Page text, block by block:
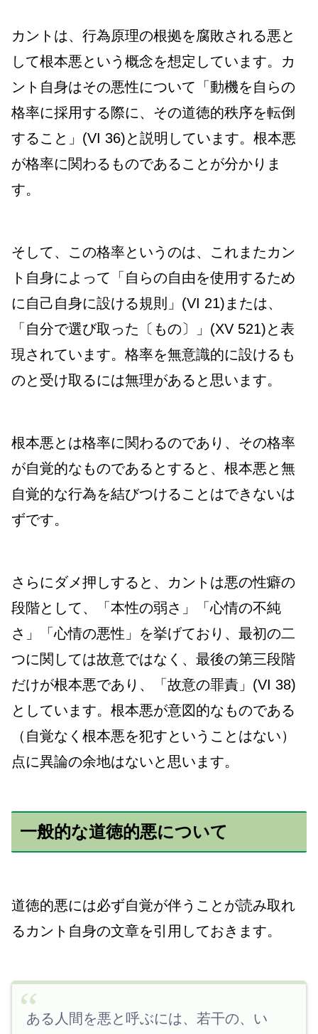
カントは、行為原理の根拠を腐敗される悪と
して根本悪という概念を想定しています。カ
ント自身はその悪性について「動機を自らの
格率に採用する際に、その道徳的秩序を転倒
すること」(VI 36)と説明しています。根本悪
が格率に関わるものであることが分かりま
す。
そして、この格率というのは、これまたカン
ト自身によって「自らの自由を使用するため
に自己自身に設ける規則」(VI 21)または、
「自分で選び取った〔もの〕」(XV 521)と表
現されています。格率を無意識的に設けるも
のと受け取るには無理があると思います。
根本悪とは格率に関わるのであり、その格率
が自覚的なものであるとすると、根本悪と無
自覚的な行為を結びつけることはできないは
ずです。
さらにダメ押しすると、カントは悪の性癖の
段階として、「本性の弱さ」「心情の不純
さ」「心情の悪性」を挙げており、最初の二
つに関しては故意ではなく、最後の第三段階
だけが根本悪であり、「故意の罪責」(VI 38)
としています。根本悪が意図的なものである
（自覚なく根本悪を犯すということはない）
点に異論の余地はないと思います。
一般的な道徳的悪について
道徳的悪には必ず自覚が伴うことが読み取れ
るカント自身の文章を引用しておきます。
ある人間を悪と呼ぶには、若干の、い